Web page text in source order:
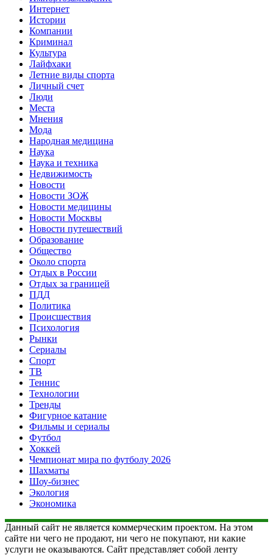
Интернет
Истории
Компании
Криминал
Культура
Лайфхаки
Летние виды спорта
Личный счет
Люди
Места
Мнения
Мода
Народная медицина
Наука
Наука и техника
Недвижимость
Новости
Новости ЗОЖ
Новости медицины
Новости Москвы
Новости путешествий
Образование
Общество
Около спорта
Отдых в России
Отдых за границей
ПДД
Политика
Происшествия
Психология
Рынки
Сериалы
Спорт
ТВ
Теннис
Технологии
Тренды
Фигурное катание
Фильмы и сериалы
Футбол
Хоккей
Чемпионат мира по футболу 2026
Шахматы
Шоу-бизнес
Экология
Экономика
Данный сайт не является коммерческим проектом. На этом
сайте ни чего не продают, ни чего не покупают, ни какие
услуги не оказываются. Сайт представляет собой ленту